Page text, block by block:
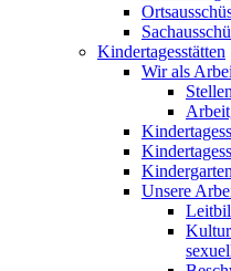
Kindertagesstätten
Wir als
Unsere